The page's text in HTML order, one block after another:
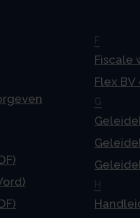
F
Fiscale
Flex
G
H